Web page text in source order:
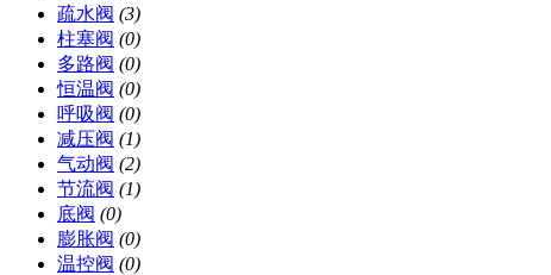
疏水阀 (3)
柱塞阀 (0)
多路阀 (0)
恒温阀 (0)
呼吸阀 (0)
减压阀 (1)
气动阀 (2)
节流阀 (1)
底阀 (0)
膨胀阀 (0)
温控阀 (0)